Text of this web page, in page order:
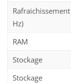
Hz)
RAM
Stockage
Stockage